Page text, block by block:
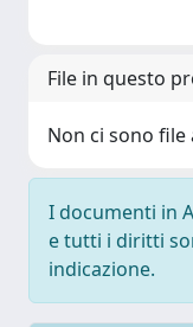
File in questo
Non ci sono
I documenti in
e tutti i diritti
indicazione.